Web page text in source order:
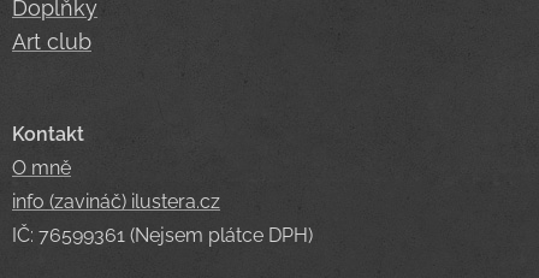
Doplňky
Art club
Kontakt
O mně
info (zavináč) ilustera.cz
IČ: 76599361 (Nejsem plátce DPH)